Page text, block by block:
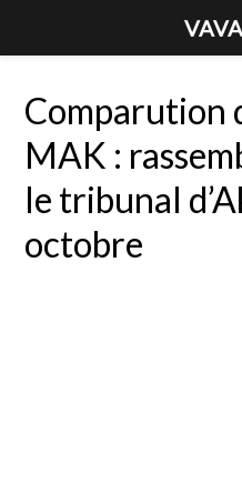
Comparution
MAK :
le tribunal
octobre